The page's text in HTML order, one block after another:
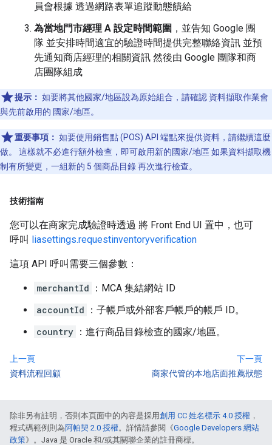
員會根據 透過網路表單追蹤動態饋給
為當地門市經理 A 設定時間範圍 ，並告知 Google 團
隊 並安排時間適宜的驗證時間提供完整聯絡資訊 並預
先通知商店經理的相關資訊 然後由 Google 團隊和商
店團隊組成
提示： 如要將其他國家/地區設為原始組合，請確認 資料擷取作業會
與先前啟用的 國家/地區。
重要事項： 如要使用銷售點 (POS) API 端點來提供資料，請繼續這麼
做。 這樣就不必進行額外檢查，即可啟用新的國家/地區 如果資料擷取機
制有所變更，一組新的 5 個商品目錄 再次進行檢查。
技術指南
您可以在商家完成驗證時透過 將 Front End UI 置中，也可
呼叫 liasettings.requestinventoryverification
這項 API 呼叫需要三個參數：
merchantId
：MCA 集結網站 ID
accountId
：子帳戶或外部客戶帳戶的帳戶 ID。
country ：進行商品目錄檢查的國家/地區。
上一頁
資料流程回顧
下一頁
商家代管的本地店面推薦狀態
除非另有註明，否則本頁面中的內容是採用創用 CC 姓名標示 4.0 授權 ，
程式碼範例則為阿帕契 2.0 授權。詳情請參閱《Google Developers 網站
政策》。Java 是 Oracle 和/或其關聯企業的註冊商標。